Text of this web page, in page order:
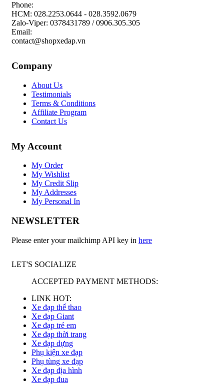
Phone:
HCM: 028.2253.0644 - 028.3592.0679
Zalo-Viper: 0378431789 / 0906.305.305
Email:
contact@shopxedap.vn
Company
About Us
Testimonials
Terms & Conditions
Affiliate Program
Contact Us
My Account
My Order
My Wishlist
My Credit Slip
My Addresses
My Personal In
NEWSLETTER
Please enter your mailchimp API key in here
LET'S SOCIALIZE
ACCEPTED PAYMENT METHODS:
LINK HOT:
Xe đạp thể thao
Xe đạp Giant
Xe đạp trẻ em
Xe đạp thời trang
Xe đạp dựng
Phụ kiện xe đạp
Phụ tùng xe đạp
Xe đạp địa hình
Xe đạp đua